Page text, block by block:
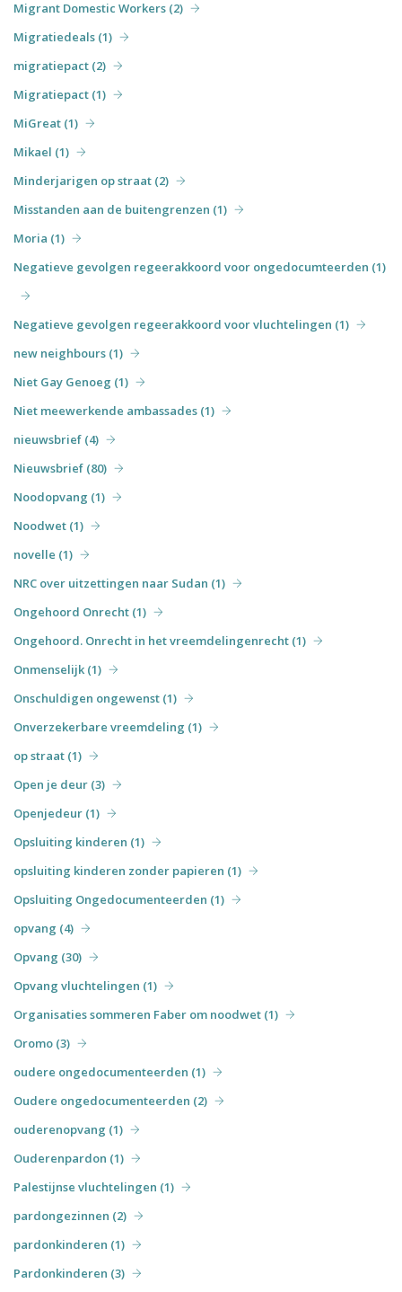
Migrant Domestic Workers (2)
Migratiedeals (1)
migratiepact (2)
Migratiepact (1)
MiGreat (1)
Mikael (1)
Minderjarigen op straat (2)
Misstanden aan de buitengrenzen (1)
Moria (1)
Negatieve gevolgen regeerakkoord voor ongedocumteerden (1)
Negatieve gevolgen regeerakkoord voor vluchtelingen (1)
new neighbours (1)
Niet Gay Genoeg (1)
Niet meewerkende ambassades (1)
nieuwsbrief (4)
Nieuwsbrief (80)
Noodopvang (1)
Noodwet (1)
novelle (1)
NRC over uitzettingen naar Sudan (1)
Ongehoord Onrecht (1)
Ongehoord. Onrecht in het vreemdelingenrecht (1)
Onmenselijk (1)
Onschuldigen ongewenst (1)
Onverzekerbare vreemdeling (1)
op straat (1)
Open je deur (3)
Openjedeur (1)
Opsluiting kinderen (1)
opsluiting kinderen zonder papieren (1)
Opsluiting Ongedocumenteerden (1)
opvang (4)
Opvang (30)
Opvang vluchtelingen (1)
Organisaties sommeren Faber om noodwet (1)
Oromo (3)
oudere ongedocumenteerden (1)
Oudere ongedocumenteerden (2)
ouderenopvang (1)
Ouderenpardon (1)
Palestijnse vluchtelingen (1)
pardongezinnen (2)
pardonkinderen (1)
Pardonkinderen (3)